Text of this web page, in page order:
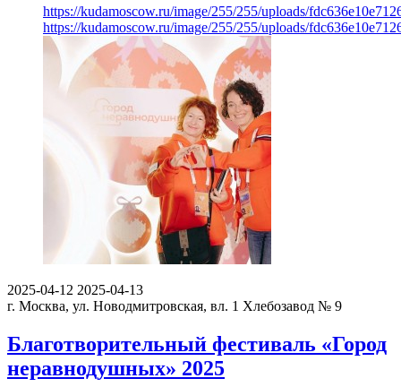
https://kudamoscow.ru/image/255/255/uploads/
https://kudamoscow.ru/image/255/255/uploads/
2025-04-12 2025-04-13
г. Москва, ул. Новодмитровская, вл. 1 Хлебозавод № 9
Благотворительный фестиваль «Город
неравнодушных» 2025